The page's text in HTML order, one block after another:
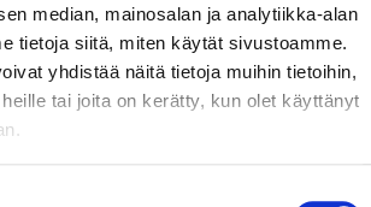
median, mainosalan ja analytiikka-alan
tietoja siitä, miten käytät sivustoamme.
yhdistää näitä tietoja muihin tietoihin,
tai joita on kerätty, kun olet käyttänyt